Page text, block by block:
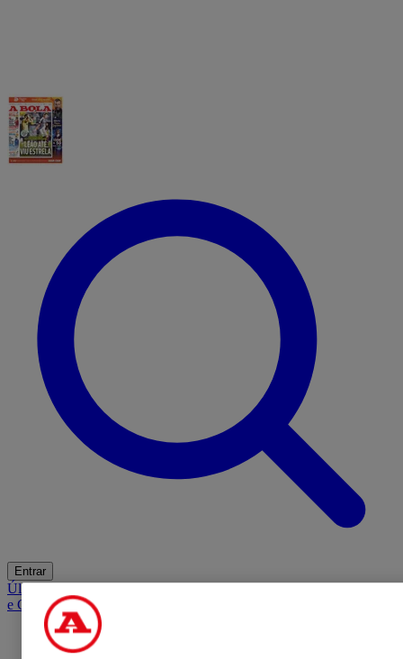
Entrar
ÚltimasMercadoOpiniãoiGaming HubA BOLA SUGEREBarba
e Cabelo